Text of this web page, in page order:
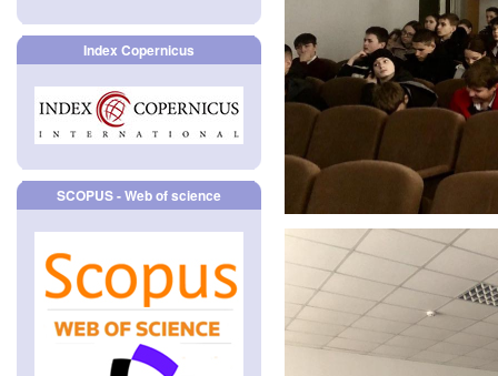
Index Copernicus
SCOPUS - Web of science